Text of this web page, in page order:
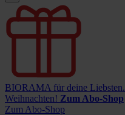
BIORAMA für deine Liebsten.
Weihnachten! Zum Abo-Shop
Zum Abo-Shop